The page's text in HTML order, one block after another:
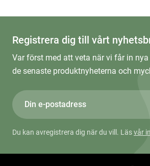
Registrera dig till vårt
Var först med att veta när vi får in nya
de senaste produktnyheterna och
Du kan avregistrera dig när du vill. Läsvår